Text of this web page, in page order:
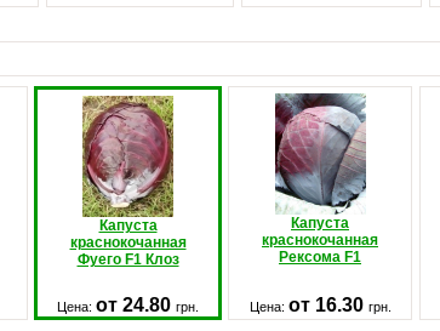
Капуста
краснокочанная
Фуего F1 Клоз
Капуста
краснокочанная
Рексома F1
Цена: от 24.80 грн. Цена: от 16.30 грн.